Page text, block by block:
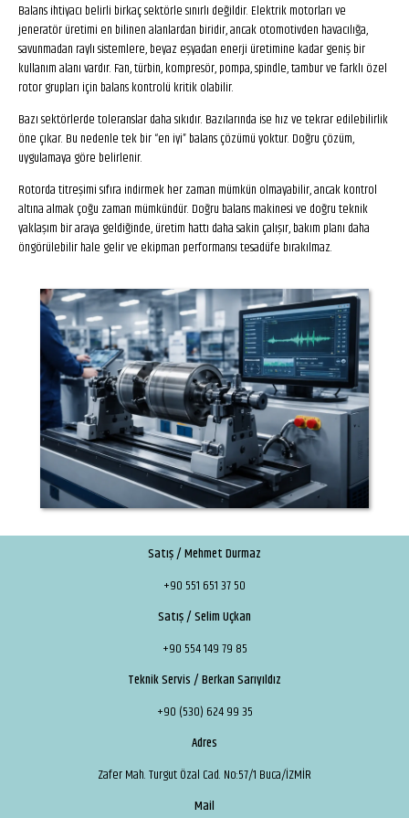
Balans ihtiyacı belirli birkaç sektörle sınırlı değildir. Elektrik motorları ve
jeneratör üretimi en bilinen alanlardan biridir, ancak otomotivden havacılığa,
savunmadan raylı sistemlere, beyaz eşyadan enerji üretimine kadar geniş bir
kullanım alanı vardır. Fan, türbin, kompresör, pompa, spindle, tambur ve farklı özel
rotor grupları için balans kontrolü kritik olabilir.
Bazı sektörlerde toleranslar daha sıkıdır. Bazılarında ise hız ve tekrar edilebilirlik
öne çıkar. Bu nedenle tek bir “en iyi” balans çözümü yoktur. Doğru çözüm,
uygulamaya göre belirlenir.
Rotorda titreşimi sıfıra indirmek her zaman mümkün olmayabilir, ancak kontrol
altına almak çoğu zaman mümkündür. Doğru balans makinesi ve doğru teknik
yaklaşım bir araya geldiğinde, üretim hattı daha sakin çalışır, bakım planı daha
öngörülebilir hale gelir ve ekipman performansı tesadüfe bırakılmaz.
Satış / Mehmet Durmaz
+90 551 651 37 50
Satış / Selim Uçkan
+90 554 149 79 85
Teknik Servis / Berkan Sarıyıldız
+90 (530) 624 99 35
Adres
Zafer Mah. Turgut Özal Cad. No:57/1 Buca/İZMİR
Mail